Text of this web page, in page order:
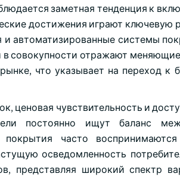
заметная тенденция к
достижения играют
автоматизированные системы
в совокупности отражают
что указывает на переход к
ценовая чувствительность и
постоянно ищут баланс
часто
осведомленность
представляя широкий спектр